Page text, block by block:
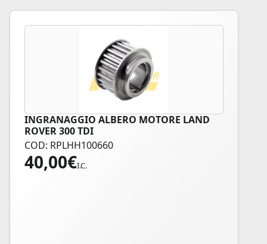
INGRANAGGIO ALBERO MOTORE LAND
ROVER 300 TDI
COD: RPLHH100660
40,00€I.C.